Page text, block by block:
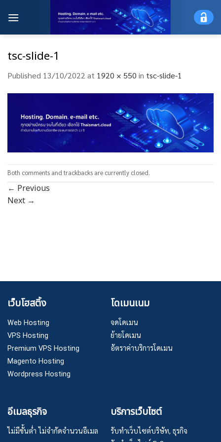
tsc-slide-1
Published 13/10/2022 at 1920 × 550 in tsc-slide-1
Both comments and trackbacks are currently closed.
← Previous
Next →
เว็บโฮสติ้ง
Web Hosting
VPS Hosting
Premium VPS Hosting
Magento Hosting
Wordpress Hosting
โดเมนเนม
จดโดเมน
ย้ายโดเมน
อัตราค่าบริการโดเมน
อีเมลธุรกิจ
ไม่มีขั้นต่ำ ไม่จำกัดจำนวนอีเมล
บริการเว็บไซต์
รับทำเว็บไซต์บริษัท, ธุรกิจ